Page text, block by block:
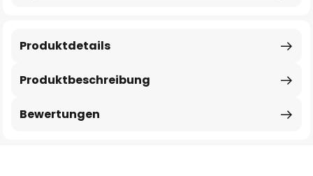
Produktbeschreibung
Produktdetails
Bewertungen